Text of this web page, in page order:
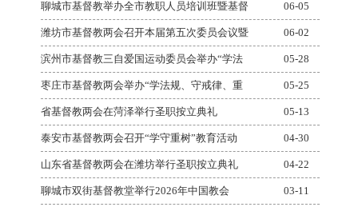
聊城市基督教举办全市教职人员培训班暨基督 06-05
潍坊市基督教两会召开本届第五次委员会议暨 06-02
滨州市基督教三自爱国运动委员会举办“学法 05-28
枣庄市基督教两会举办“学法规、守戒律、重 05-25
省基督教两会在菏泽举行圣职按立典礼 05-13
泰安市基督教两会召开“学守重树”教育活动 04-30
山东省基督教两会在潍坊举行圣职按立典礼 04-22
聊城市双街基督教堂举行2026年中国教会 03-11